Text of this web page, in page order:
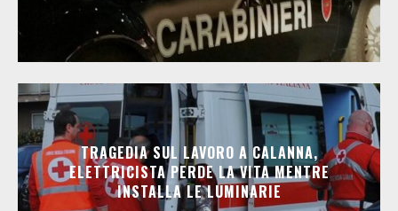
TRAGEDIA SUL LAVORO A CALANNA,
ELETTRICISTA PERDE LA VITA MENTRE
INSTALLA LE LUMINARIE